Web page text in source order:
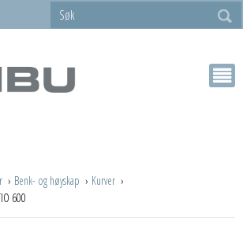
Benk- og høyskap
Kurver
600